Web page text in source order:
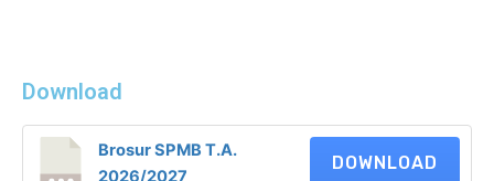
Download
Brosur SPMB T.A.
2026/2027
DOWNLOAD